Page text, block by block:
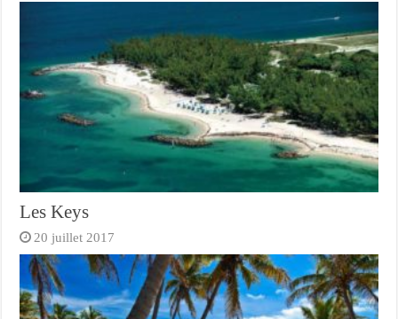
Les Keys
20 juillet 2017